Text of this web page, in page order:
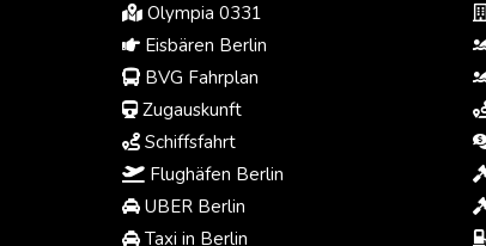
Olympia 0331
Eisbären Berlin
BVG Fahrplan
Zugauskunft
Schiffsfahrt
Flughäfen Berlin
UBER Berlin
Taxi in Berlin